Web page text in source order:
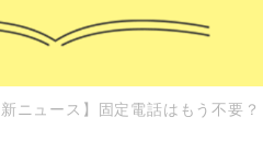
新ニュース】固定電話はもう不